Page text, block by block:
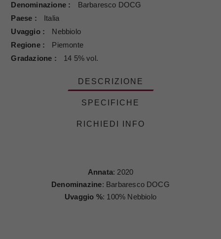
Denominazione
Barbaresco DOCG
Paese
Italia
Uvaggio
Nebbiolo
Regione
Piemonte
Gradazione
14 5% vol.
DESCRIZIONE
SPECIFICHE
RICHIEDI INFO
Annata: 2020
Denominazine: Barbaresco DOCG
Uvaggio %: 100% Nebbiolo